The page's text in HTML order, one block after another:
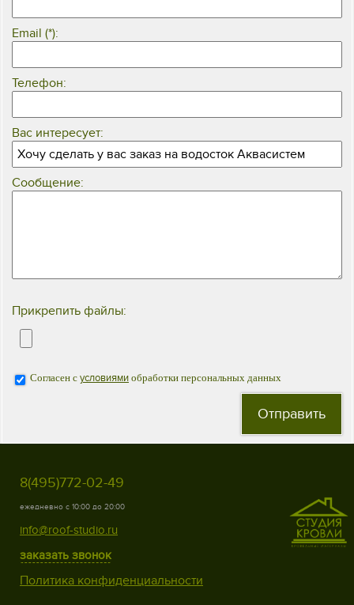
Email (*):
Телефон:
Вас интересует:
Сообщение:
Прикрепить файлы:
Согласен с условиями обработки персональных данных
8(495)772-02-49
ежедневно с 10:00 до 20:00
info@roof-studio.ru
заказать звонок
Политика конфиденциальности